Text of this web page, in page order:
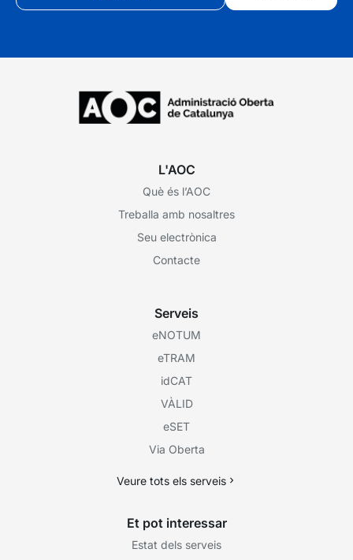
L'AOC
Què és l’AOC
Treballa amb nosaltres
Seu electrònica
Contacte
Serveis
eNOTUM
eTRAM
idCAT
VÀLID
eSET
Via Oberta
Veure tots els serveis
Et pot interessar
Estat dels serveis